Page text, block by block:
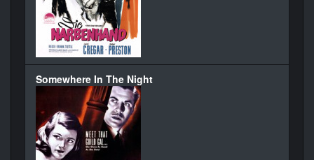
Somewhere In The Night